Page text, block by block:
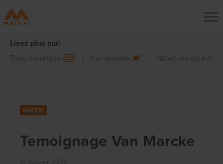
Lisez plus sur:
Tous les articles Vie durable Quartiers du
MATEXI
Temoignage Van Marcke